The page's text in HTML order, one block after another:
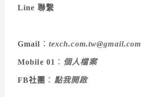
Line 聯繫
Gmail ： texch.com.tw@gmail.com
Mobile 01 ： 個人檔案
FB社團 ： 點我開啟